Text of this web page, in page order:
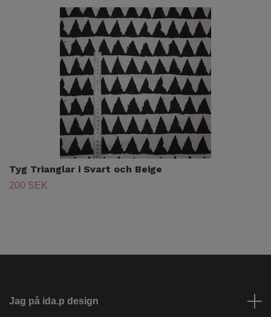
Tyg Trianglar i Svart och Beige
200 SEK
Jag på ida.p design